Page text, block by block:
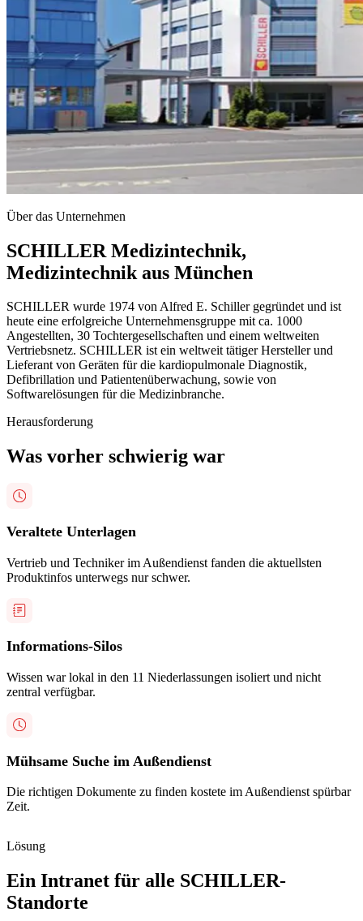
Über das Unternehmen
SCHILLER Medizintechnik,
Medizintechnik aus München
SCHILLER wurde 1974 von Alfred E. Schiller gegründet und ist
heute eine erfolgreiche Unternehmensgruppe mit ca. 1000
Angestellten, 30 Tochtergesellschaften und einem weltweiten
Vertriebsnetz. SCHILLER ist ein weltweit tätiger Hersteller und
Lieferant von Geräten für die kardiopulmonale Diagnostik,
Defibrillation und Patientenüberwachung, sowie von
Softwarelösungen für die Medizinbranche.
Herausforderung
Was vorher schwierig war
Veraltete Unterlagen
Vertrieb und Techniker im Außendienst fanden die aktuellsten
Produktinfos unterwegs nur schwer.
Informations-Silos
Wissen war lokal in den 11 Niederlassungen isoliert und nicht
zentral verfügbar.
Mühsame Suche im Außendienst
Die richtigen Dokumente zu finden kostete im Außendienst spürbar
Zeit.
Lösung
Ein Intranet für alle SCHILLER-
Standorte